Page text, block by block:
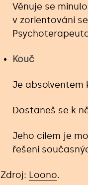
Věnuje se
v zorientování
Kouč
Je absolventem
Dostaneš se k
Jeho cílem je
řešení
Zdroj: Loono.